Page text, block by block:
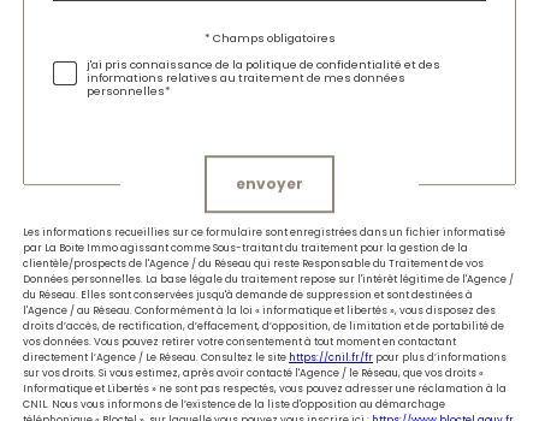
* Champs obligatoires
j'ai pris connaissance de la politique de confidentialité et des
informations relatives au traitement de mes données
personnelles*
envoyer
Les informations recueillies sur ce formulaire sont enregistrées dans un fichier informatisé
par La Boite Immo agissant comme Sous-traitant du traitement pour la gestion de la
clientèle/prospects de l'Agence / du Réseau qui reste Responsable du Traitement de vos
Données personnelles. La base légale du traitement repose sur l'intérêt légitime de l'Agence /
du Réseau. Elles sont conservées jusqu'à demande de suppression et sont destinées à
l'Agence / au Réseau. Conformément à la loi « informatique et libertés », vous disposez des
droits d’accès, de rectification, d’effacement, d’opposition, de limitation et de portabilité de
vos données. Vous pouvez retirer votre consentement à tout moment en contactant
directement l’Agence / Le Réseau. Consultez le site https://cnil.fr/fr pour plus d’informations
sur vos droits. Si vous estimez, après avoir contacté l'Agence / le Réseau, que vos droits «
Informatique et Libertés » ne sont pas respectés, vous pouvez adresser une réclamation à la
CNIL. Nous vous informons de l’existence de la liste d'opposition au démarchage